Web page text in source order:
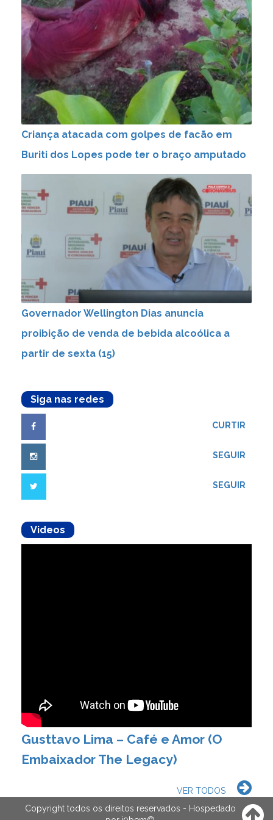
Criança atacada com golpes de facão em
Buriti dos Lopes pode ter o braço amputado
Governador Wellington Dias anuncia
proibição de venda de bebida alcoólica a
partir de sexta (15)
Siga nas redes
CURTIR
SEGUIR
SEGUIR
Videos
Gusttavo Lima – Café e Amor (O
Embaixador The Legacy)
VER TODOS
Copyright todos os direitos reservados - Hospedado